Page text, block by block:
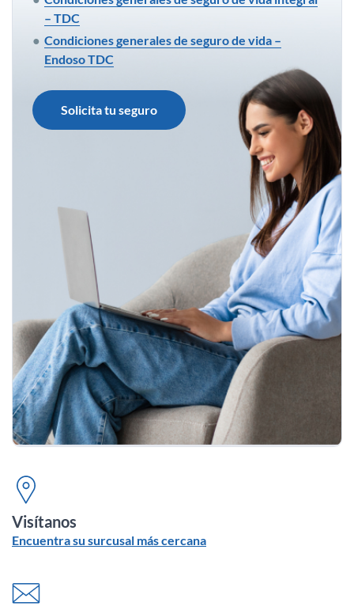
– TDC
Condiciones generales de seguro de vida –
Endoso TDC
Solicita tu seguro
Visítanos
Encuentra su surcusal más cercana